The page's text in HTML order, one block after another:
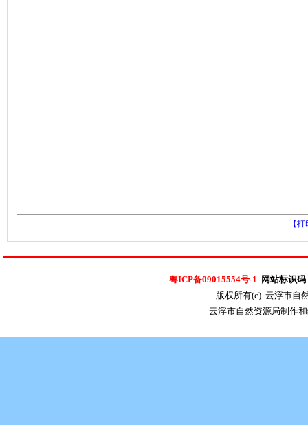
【
粤ICP备09015554号-1 网站标识
版权所有(c) 云浮市自
云浮市自然资源局制作